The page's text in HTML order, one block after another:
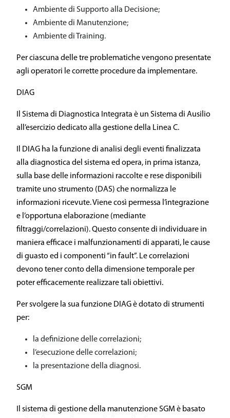
Ambiente di Supporto alla Decisione;
Ambiente di Manutenzione;
Ambiente di Training.
Per ciascuna delle tre problematiche vengono presentate
agli operatori le corrette procedure da implementare.
DIAG
Il Sistema di Diagnostica Integrata è un Sistema di Ausilio
all’esercizio dedicato alla gestione della Linea C.
Il DIAG ha la funzione di analisi degli eventi finalizzata
alla diagnostica del sistema ed opera, in prima istanza,
sulla base delle informazioni raccolte e rese disponibili
tramite uno strumento (DAS) che normalizza le
informazioni ricevute. Viene così permessa l’integrazione
e l’opportuna elaborazione (mediante
filtraggi/correlazioni). Questo consente di individuare in
maniera efficace i malfunzionamenti di apparati, le cause
di guasto ed i componenti “in fault”. Le correlazioni
devono tener conto della dimensione temporale per
poter efficacemente realizzare tali obiettivi.
Per svolgere la sua funzione DIAG è dotato di strumenti
per:
la definizione delle correlazioni;
l’esecuzione delle correlazioni;
la presentazione della diagnosi.
SGM
Il sistema di gestione della manutenzione SGM è basato